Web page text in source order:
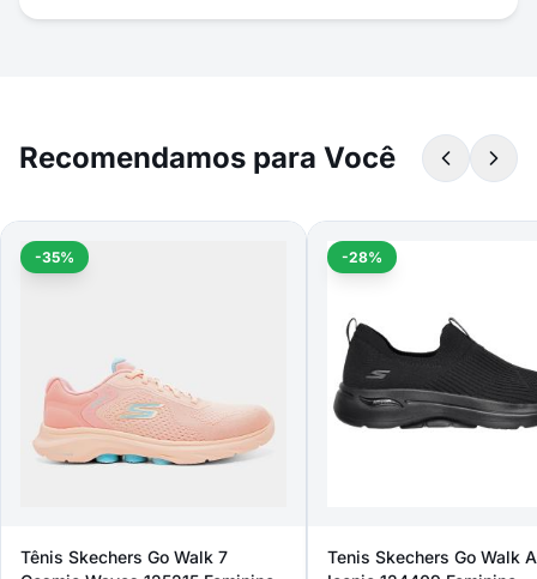
Recomendamos para Você
-35%
Tênis Skechers Go Walk 7
-28%
Tenis Skechers Go Walk